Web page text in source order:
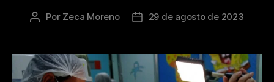
Por Zeca Moreno 29 de agosto de 2023